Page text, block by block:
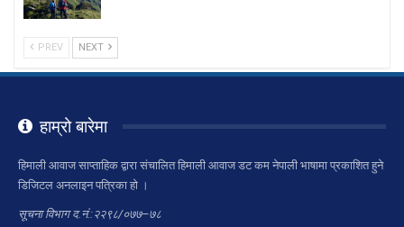
PREV NEXT
हाम्रो बारेमा
हिमाली आवाज साप्ताहिक द्वारा संचालित हिमाली आवाज डट कम नेपाली भाषामा प्रकाशित हुने
डिजिटल अनलाइन पत्रिका हो ।
सूचना विभाग द.नं.:२२९८/०७७–७८